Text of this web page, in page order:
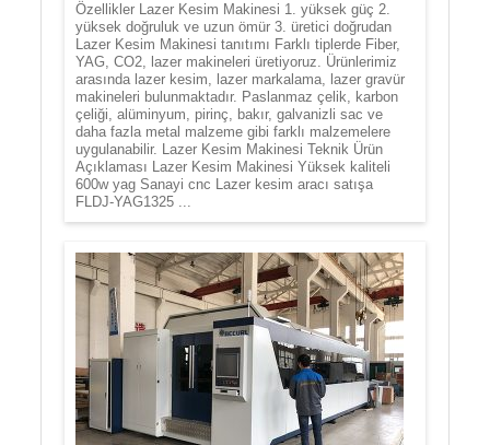
Özellikler Lazer Kesim Makinesi 1. yüksek güç 2.
yüksek doğruluk ve uzun ömür 3. üretici doğrudan
Lazer Kesim Makinesi tanıtımı Farklı tiplerde Fiber,
YAG, CO2, lazer makineleri üretiyoruz. Ürünlerimiz
arasında lazer kesim, lazer markalama, lazer gravür
makineleri bulunmaktadır. Paslanmaz çelik, karbon
çeliği, alüminyum, pirinç, bakır, galvanizli sac ve
daha fazla metal malzeme gibi farklı malzemelere
uygulanabilir. Lazer Kesim Makinesi Teknik Ürün
Açıklaması Lazer Kesim Makinesi Yüksek kaliteli
600w yag Sanayi cnc Lazer kesim aracı satışa
FLDJ-YAG1325 ...